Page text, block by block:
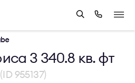
3 340.8 кв. фт
(ID 955137)